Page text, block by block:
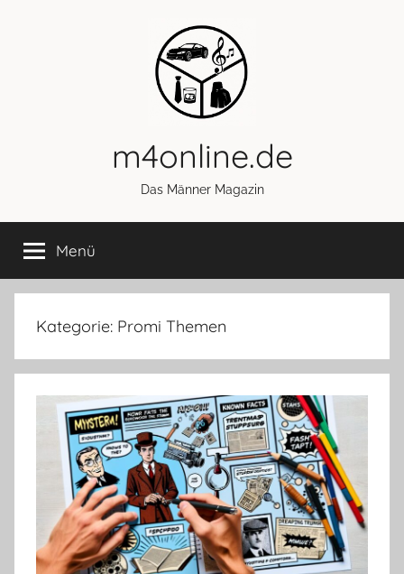
m4online.de
Das Männer Magazin
Menü
Kategorie: Promi Themen